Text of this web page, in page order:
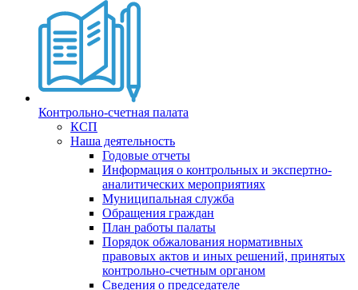
Контрольно-счетная палата
КСП
Наша деятельность
Годовые отчеты
Информация о контрольных и экспертно-
аналитических мероприятиях
Муниципальная служба
Обращения граждан
План работы палаты
Порядок обжалования нормативных
правовых актов и иных решений, принятых
контрольно-счетным органом
Сведения о председателе